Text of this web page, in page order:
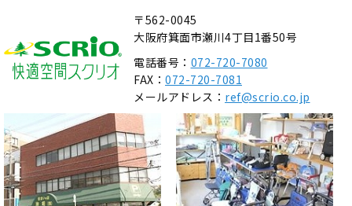
〒562-0045
大阪府箕面市瀬川4丁目1番50号
電話番号： 072-720-7080
FAX： 072-720-7081
メールアドレス： ref@scrio.co.jp